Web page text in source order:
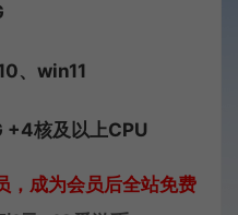
、win11
+4核及以上CPU
，成为会员后全站免费